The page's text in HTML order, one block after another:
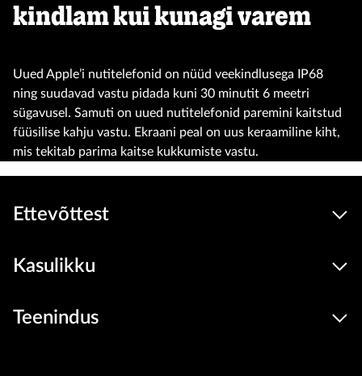
kindlam kui kunagi varem
Uued Apple’i nutitelefonid on nüüd veekindlusega IP68
ning suudavad vastu pidada kuni 30 minutit 6 meetri
sügavusel. Samuti on uued nutitelefonid paremini kaitstud
füüsilise kahju vastu. Ekraani peal on uus keraamiline kiht,
mis tekitab parima kaitse kukkumiste vastu.
Ettevõttest
Kasulikku
Teenindus